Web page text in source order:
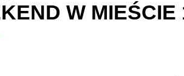
W MIEŚCIE